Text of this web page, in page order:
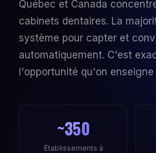
Québec et Canada
cabinets dentaires. La
système pour capter et
automatiquement. C'est
l'opportunité qu'on
~350
Établissements à